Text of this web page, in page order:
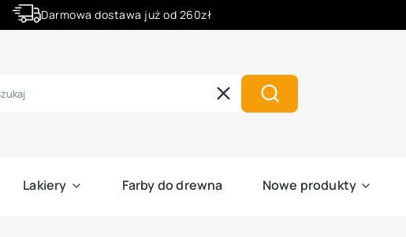
Darmowa dostawa już od 260zł
Wyczyść Szukaj
Lakiery Farby do drewna Nowe produkty